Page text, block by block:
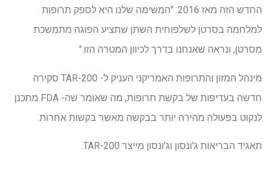
החדש הזה מאז 2016. "המשימה שלנו היא לספק תרופות
למלחמה בסרטן לשלפוחית השתן שתציע הפוגה מתמשכת
מסרטן, ונראה שאנחנו בדרך לכיוון המטרה הזו."
מינהל המזון והתרופות האמריקני העניק ל- TAR-200 סקירה
חדשה בעדיפות של בקשת תרופות, מה שאומר שה- FDA מתכנן
לנקוט בפעולה מהירה יותר בבקשה מאשר בקשות אחרות.
תאגיד הבריאות ג'ונסון וג'ונסון מייצר TAR-200.